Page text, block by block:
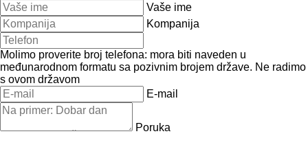
Vaše ime
Kompanija
Molimo proverite broj telefona: mora biti naveden u
međunarodnom formatu sa pozivnim brojem države. Ne radimo
s ovom državom
E-mail
Poruka